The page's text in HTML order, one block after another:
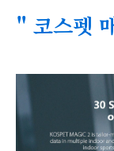
" 코스펫